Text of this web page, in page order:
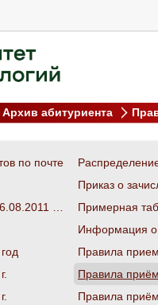
Архив абитуриента
по почте
Примерная
Информация о
Правила
Правила
Правила